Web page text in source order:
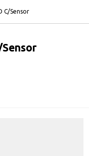
C/Sensor